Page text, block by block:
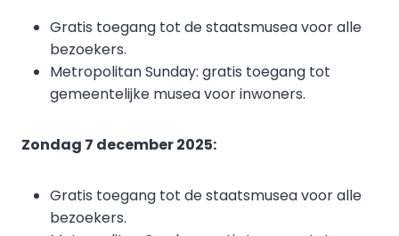
Gratis toegang tot de staatsmusea voor alle
bezoekers.
Metropolitan Sunday: gratis toegang tot
gemeentelijke musea voor inwoners.
Zondag 7 december 2025:
Gratis toegang tot de staatsmusea voor alle
bezoekers.